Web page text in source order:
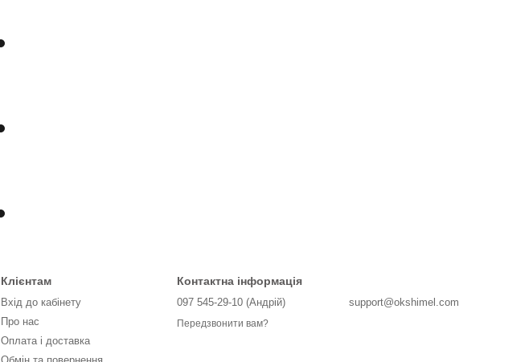
Клієнтам
Вхід до кабінету
Про нас
Оплата і доставка
Контактна інформація
097 545-29-10 (Андрій)
Передзвонити вам?
support@okshimel.com